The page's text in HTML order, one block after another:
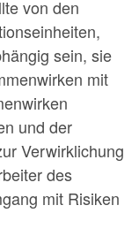
von den
sein, sie
mit
und der
Verwirklichung
des
mit Risiken